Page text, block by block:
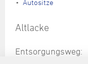
Autositze
Altlacke
Entsorgungsweg: